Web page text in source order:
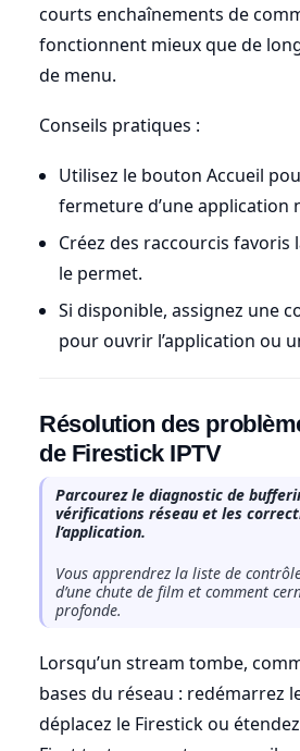
courts enchaînements de
fonctionnent mieux que de
de menu.
Conseils pratiques :
Utilisez le bouton Accueil
fermeture d’une application
Créez des raccourcis favoris
le permet.
Si disponible, assignez une
pour ouvrir l’application ou
Résolution des
de Firestick IPTV
Parcourez le diagnostic de
vérifications réseau et les
l’application.
Vous apprendrez la liste de
d’une chute de film et comment
profonde.
Lorsqu’un stream tombe,
bases du réseau : redémarrez
déplacez le Firestick ou